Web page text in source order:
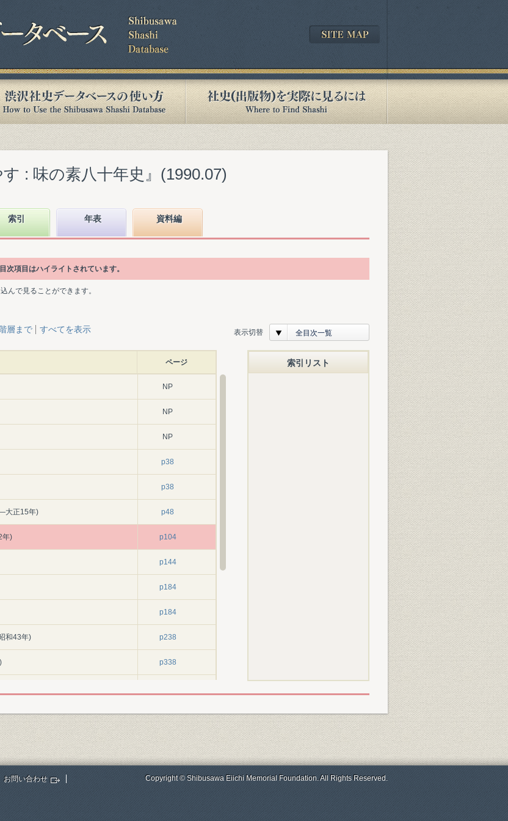
: 味の素八十年史』(1990.07)
索引 年表 資料編
項目はハイライトされています。
んで見ることができます。
層まで すべてを表示 表示切替 全目次一覧
ページ
NP
NP
NP
p38
p38
大正15年) p48
年) p104
p144
p184
p184
和43年) p238
p338
巻末
巻末
巻末
索引リスト
お問い合わせ Copyright © Shibusawa Eiichi Memorial Foundation. All Rights Reserved.